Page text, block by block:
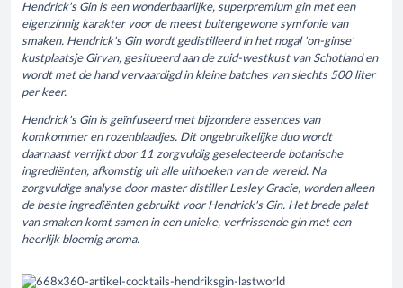
Hendrick's Gin is een wonderbaarlijke, superpremium gin met een
eigenzinnig karakter voor de meest buitengewone symfonie van
smaken. Hendrick's Gin wordt gedistilleerd in het nogal 'on-ginse'
kustplaatsje Girvan, gesitueerd aan de zuid-westkust van Schotland en
wordt met de hand vervaardigd in kleine batches van slechts 500 liter
per keer.
Hendrick's Gin is geïnfuseerd met bijzondere essences van
komkommer en rozenblaadjes. Dit ongebruikelijke duo wordt
daarnaast verrijkt door 11 zorgvuldig geselecteerde botanische
ingrediënten, afkomstig uit alle uithoeken van de wereld. Na
zorgvuldige analyse door master distiller Lesley Gracie, worden alleen
de beste ingrediënten gebruikt voor Hendrick's Gin. Het brede palet
van smaken komt samen in een unieke, verfrissende gin met een
heerlijk bloemig aroma.